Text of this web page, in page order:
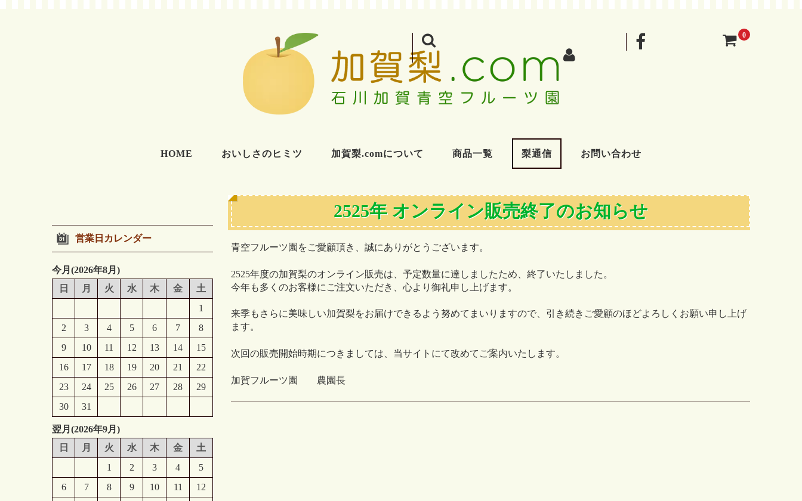
0
HOME おいしさのヒミツ 加賀梨.comについて 商品一覧 梨通信 お問い合わせ
2525年 オンライン販売終了のお知らせ
青空フルーツ園をご愛顧頂き、誠にありがとうございます。
2525年度の加賀梨のオンライン販売は、予定数量に達しましたため、終了いたしました。
今年も多くのお客様にご注文いただき、心より御礼申し上げます。
来季もさらに美味しい加賀梨をお届けできるよう努めてまいりますので、引き続きご愛顧のほどよろしくお願い申し上げ
ます。
次回の販売開始時期につきましては、当サイトにて改めてご案内いたします。
加賀フルーツ園 農園長
営業日カレンダー
今月(2026年8月)
日
月 火 水 木 金
土
1
2
3 4 5 6 7
8
9
10 11 12 13 14
15
16
17 18 19 20 21
22
23
24 25 26 27 28
29
30
31
翌月(2026年9月)
日
月 火 水 木 金
土
1
2 3 4
5
6
7 8 9 10 11
12